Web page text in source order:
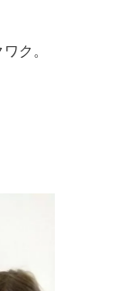
ク。